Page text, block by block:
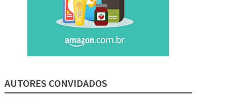
AUTORES CONVIDADOS